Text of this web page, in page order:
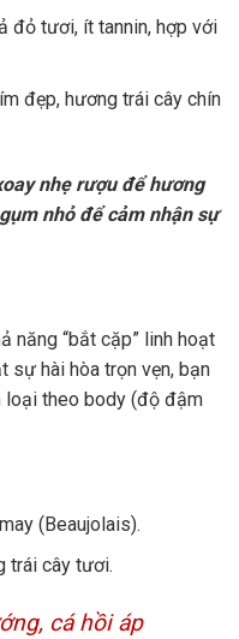
đỏ tươi, ít tannin, hợp với
đẹp, hương trái cây chín
nhẹ rượu để hương
nhỏ để cảm nhận sự
năng “bắt cặp” linh hoạt
sự hài hòa trọn vẹn, bạn
loại theo body (độ đậm
(Beaujolais).
trái cây tươi.
cá hồi áp